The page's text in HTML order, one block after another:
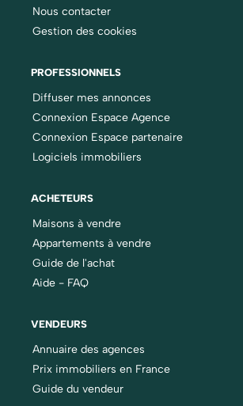
Nous contacter
Gestion des cookies
PROFESSIONNELS
Diffuser mes annonces
Connexion Espace Agence
Connexion Espace partenaire
Logiciels immobiliers
ACHETEURS
Maisons à vendre
Appartements à vendre
Guide de l'achat
Aide - FAQ
VENDEURS
Annuaire des agences
Prix immobiliers en France
Guide du vendeur